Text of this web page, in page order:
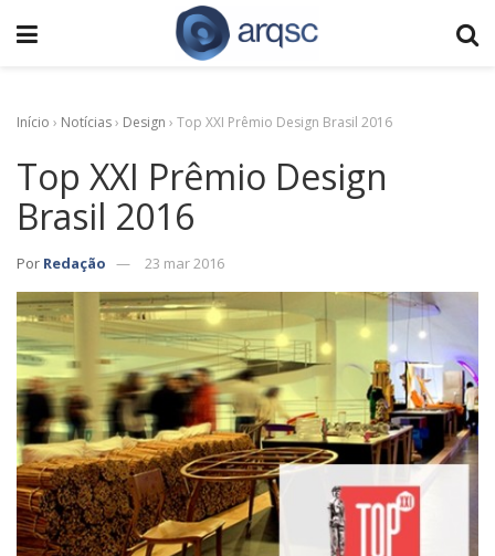
Início › Notícias› Design › Top XXI Prêmio Design Brasil 2016
Top XXI Prêmio Design
Brasil 2016
Por Redação 23 mar 2016